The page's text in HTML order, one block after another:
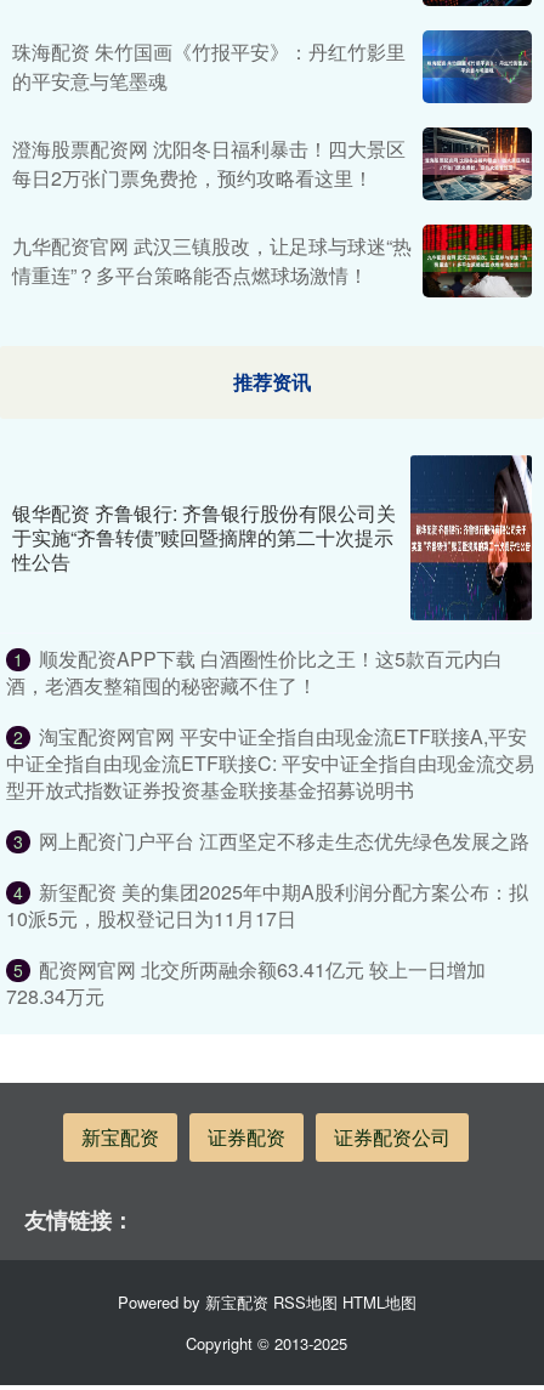
珠海配资 朱竹国画《竹报平安》：丹红竹影里
的平安意与笔墨魂
澄海股票配资网 沈阳冬日福利暴击！四大景区
每日2万张门票免费抢，预约攻略看这里！
九华配资官网 武汉三镇股改，让足球与球迷“热
情重连”？多平台策略能否点燃球场激情！
推荐资讯
银华配资 齐鲁银行: 齐鲁银行股份有限公司关
于实施“齐鲁转债”赎回暨摘牌的第二十次提示
性公告
1
顺发配资APP下载 白酒圈性价比之王！这5款百元内白
酒，老酒友整箱囤的秘密藏不住了！
2
淘宝配资网官网 平安中证全指自由现金流ETF联接A,平安
中证全指自由现金流ETF联接C: 平安中证全指自由现金流交易
型开放式指数证券投资基金联接基金招募说明书
3 网上配资门户平台 江西坚定不移走生态优先绿色发展之路
4
新玺配资 美的集团2025年中期A股利润分配方案公布：拟
10派5元，股权登记日为11月17日
5
配资网官网 北交所两融余额63.41亿元 较上一日增加
728.34万元
新宝配资 证券配资 证券配资公司
友情链接：
Powered by 新宝配资 RSS地图 HTML地图
Copyright © 2013-2025